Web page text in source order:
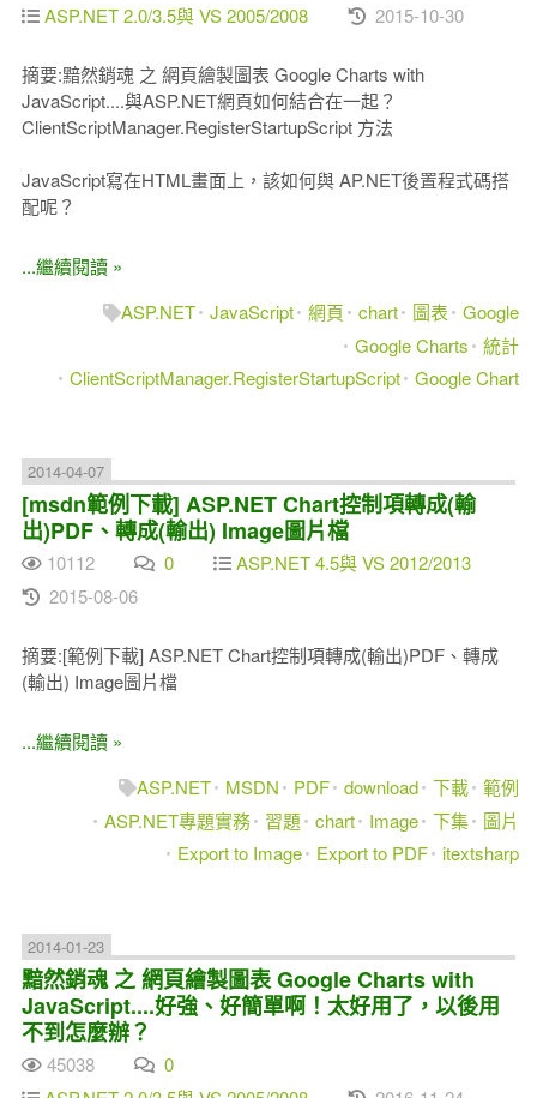
ASP.NET 2.0/3.5與 VS 2005/2008
2015-10-30
摘要:黯然銷魂 之 網頁繪製圖表 Google Charts with
JavaScript....與ASP.NET網頁如何結合在一起？
ClientScriptManager.RegisterStartupScript 方法
JavaScript寫在HTML畫面上，該如何與 AP.NET後置程式碼搭
配呢？
...繼續閱讀 »
ASP.NET JavaScript 網頁 chart 圖表
Google
Google Charts
統計
ClientScriptManager.RegisterStartupScript Google Chart
2014-04-07
[msdn範例下載] ASP.NET Chart控制項轉成(輸
出)PDF、轉成(輸出) Image圖片檔
10112 0
ASP.NET 4.5與 VS 2012/2013
2015-08-06
摘要:[範例下載] ASP.NET Chart控制項轉成(輸出)PDF、轉成
(輸出) Image圖片檔
...繼續閱讀 »
ASP.NET
MSDN PDF download 下載 範例
ASP.NET專題實務
習題 chart Image 下集
圖片
Export to Image
Export to PDF itextsharp
2014-01-23
黯然銷魂 之 網頁繪製圖表 Google Charts with
JavaScript....好強、好簡單啊！太好用了，以後用
不到怎麼辦？
45038
0